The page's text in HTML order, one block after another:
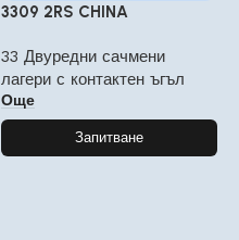
3309 2RS CHINA
33 Двуредни сачмени
лагери с контактен ъгъл
Още
Запитване